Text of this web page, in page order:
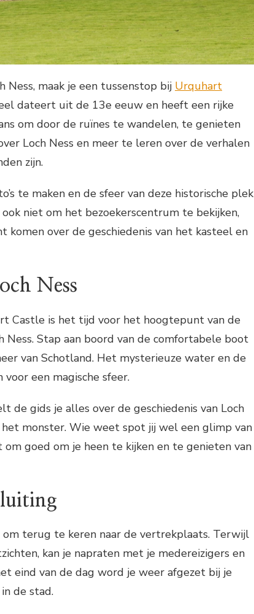
Ness, maak je een tussenstop bij Urquhart
dateert uit de 13e eeuw en heeft een rijke
om door de ruïnes te wandelen, te genieten
Loch Ness en meer te leren over de verhalen
zijn.
te maken en de sfeer van deze historische plek
niet om het bezoekerscentrum te bekijken,
komen over de geschiedenis van het kasteel en
Ness
Castle is het tijd voor het hoogtepunt van de
Ness. Stap aan boord van de comfortabele boot
van Schotland. Het mysterieuze water en de
een magische sfeer.
de gids je alles over de geschiedenis van Loch
het monster. Wie weet spot jij wel een glimp van
om goed om je heen te kijken en te genieten van
terug te keren naar de vertrekplaats. Terwijl
kan je napraten met je medereizigers en
eind van de dag word je weer afgezet bij je
de stad.